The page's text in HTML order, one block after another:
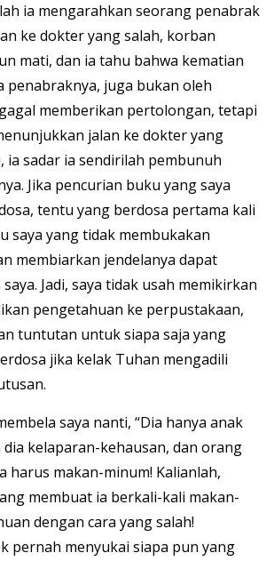
ia mengarahkan seorang penabrak
ke dokter yang salah, korban
mati, dan ia tahu bahwa kematian
penabraknya, juga bukan oleh
memberikan pertolongan, tetapi
jalan ke dokter yang
ia sadar ia sendirilah pembunuh
Jika pencurian buku yang saya
tentu yang berdosa pertama kali
saya yang tidak membukakan
membiarkan jendelanya dapat
Jadi, saya tidak usah memikirkan
pengetahuan ke perpustakaan,
tuntutan untuk siapa saja yang
jika kelak Tuhan mengadili
saya nanti, “Dia hanya anak
dia kelaparan-kehausan, dan orang
harus makan-minum! Kalianlah,
membuat ia berkali-kali makan-
dengan cara yang salah!
pernah menyukai siapa pun yang